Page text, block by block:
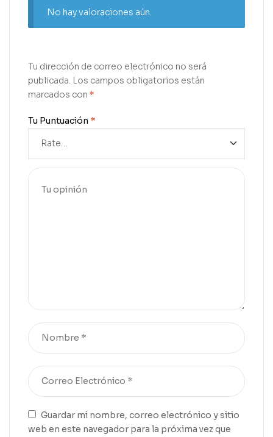
No hay valoraciones aún.
Tu dirección de correo electrónico no será
publicada. Los campos obligatorios están
marcados con *
Tu Puntuación *
Guardar mi nombre, correo electrónico y sitio
web en este navegador para la próxima vez que